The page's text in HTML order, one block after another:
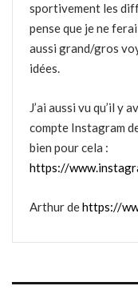
sportivement les
pense que je ne
aussi grand/gros
idées.
J’ai aussi vu qu’il y
compte Instagram
bien pour cela :
https://
Arthur dehttps://